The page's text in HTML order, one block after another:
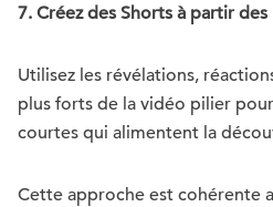
7. Créez des Shorts à partir
Utilisez les révélations,
plus forts de la vidéo pilier
courtes qui alimentent la
Cette approche est cohérente